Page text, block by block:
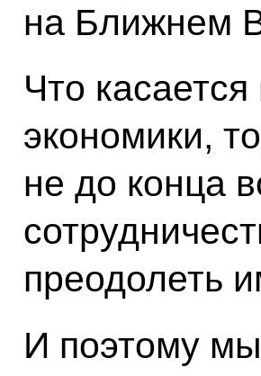
на Ближнем
Что
экономики,
не до конца
преодолеть
И поэтому мы